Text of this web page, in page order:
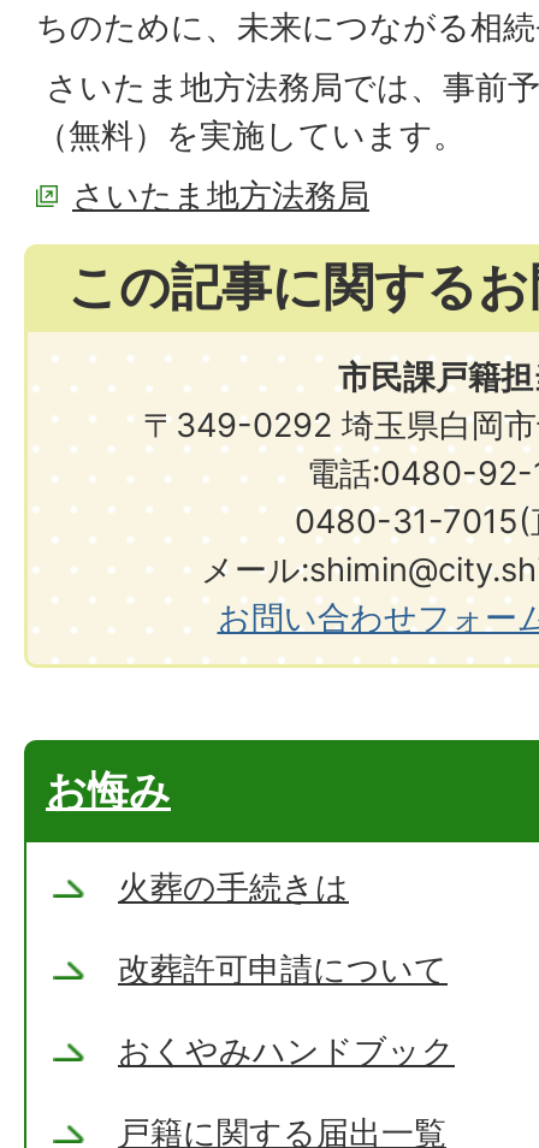
ちのために、未来につながる相
さいたま地方法務局では、事前
（無料）を実施しています。
さいたま地方法務局
この記事に関する
市民課戸籍
〒349-0292 埼玉県白岡
電話:0480-92-
0480-31-7015(
メール
お問い合わせフォー
お悔み
火葬の手続きは
改葬許可申請について
おくやみハンドブック
戸籍に関する届出一覧